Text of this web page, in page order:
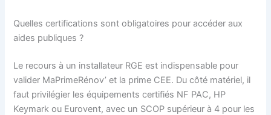
Quelles certifications sont obligatoires pour accéder aux
aides publiques ?
Le recours à un installateur RGE est indispensable pour
valider MaPrimeRénov’ et la prime CEE. Du côté matériel, il
faut privilégier les équipements certifiés NF PAC, HP
Keymark ou Eurovent, avec un SCOP supérieur à 4 pour les